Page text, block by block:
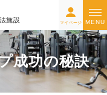
施設 マイページ MENU
成功の秘訣